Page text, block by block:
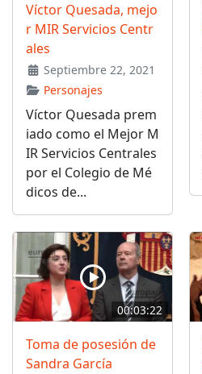
Víctor Quesada, mejo
r MIR Servicios Centr
ales
Septiembre 22, 2021
Personajes
Víctor Quesada prem
iado como el Mejor M
IR Servicios Centrales
por el Colegio de Mé
dicos de...
00:03:22
Toma de posesión de
Sandra García